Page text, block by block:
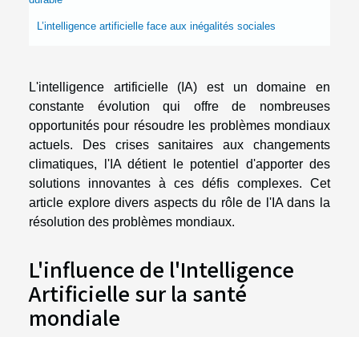
L’intelligence artificielle face aux inégalités sociales
L'intelligence artificielle (IA) est un domaine en
constante évolution qui offre de nombreuses
opportunités pour résoudre les problèmes mondiaux
actuels. Des crises sanitaires aux changements
climatiques, l'IA détient le potentiel d'apporter des
solutions innovantes à ces défis complexes. Cet
article explore divers aspects du rôle de l'IA dans la
résolution des problèmes mondiaux.
L'influence de l'Intelligence
Artificielle sur la santé
mondiale